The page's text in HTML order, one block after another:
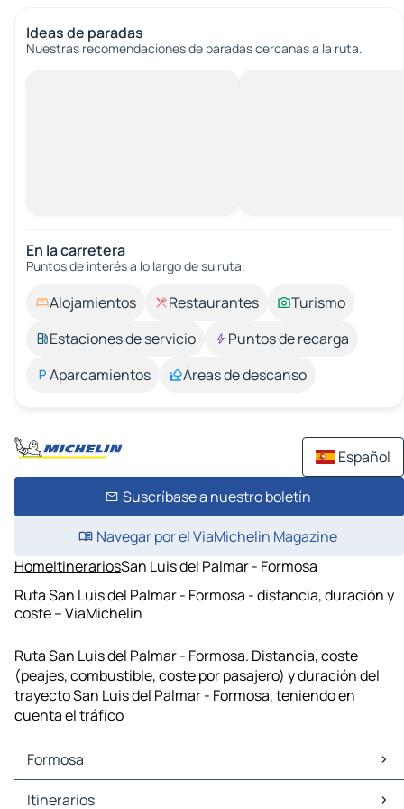
Ideas de paradas
Nuestras recomendaciones de paradas cercanas a la ruta.
En la carretera
Puntos de interés a lo largo de su ruta.
Alojamientos Restaurantes
Turismo
Estaciones de servicio
Puntos de recarga
Aparcamientos
Áreas de descanso
Español
Suscríbase a nuestro boletín
Navegar por el ViaMichelin Magazine
HomeItinerariosSan Luis del Palmar - Formosa
Ruta San Luis del Palmar - Formosa - distancia, duración y
coste – ViaMichelin
Ruta San Luis del Palmar - Formosa. Distancia, coste
(peajes, combustible, coste por pasajero) y duración del
trayecto San Luis del Palmar - Formosa, teniendo en
cuenta el tráfico
Formosa
Formosa Mapas Planos
Itinerarios